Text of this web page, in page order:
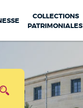
COLLECTIONS
PATRIMONIALES